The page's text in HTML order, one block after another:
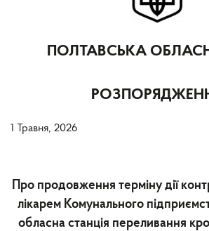
ПОЛТАВСЬКА
1 Травня, 2026
Про продовження терміну дії
лікарем Комунального
обласна станція переливання